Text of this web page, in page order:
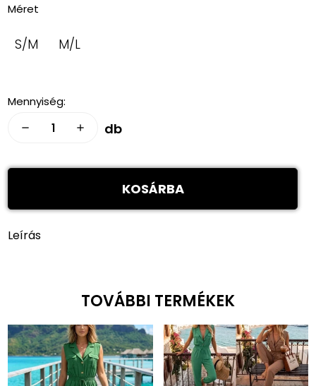
Méret
S/M M/L
Mennyiség:
remove add db
KOSÁRBA
Leírás
TOVÁBBI TERMÉKEK